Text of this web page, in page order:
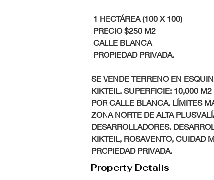
1 HECTÁREA (100 X 100)
PRECIO $250 M2
CALLE BLANCA
PROPIEDAD PRIVADA.
SE VENDE TERRENO EN
KIKTEIL. SUPERFICIE: 10,000
POR CALLE BLANCA. LÍMITES
ZONA NORTE DE ALTA
DESARROLLADORES.
KIKTEIL, ROSAVENTO, CUIDAD
PROPIEDAD PRIVADA.
Property Details